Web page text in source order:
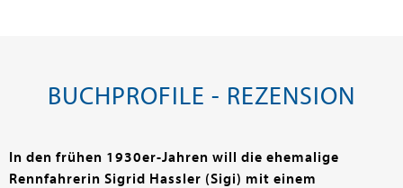
BUCHPROFILE - REZENSION
In den frühen 1930er-Jahren will die ehemalige
Rennfahrerin Sigrid Hassler (Sigi) mit einem